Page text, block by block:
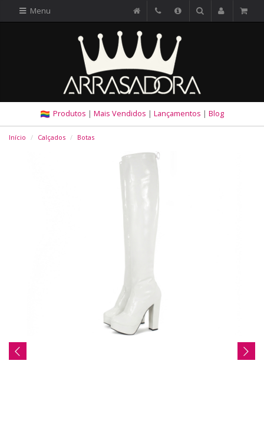
Menu
Produtos | Mais Vendidos | Lançamentos | Blog
Início Calçados Botas